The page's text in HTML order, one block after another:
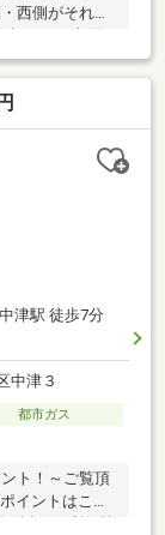
西側がそれぞ
49.71平米(約
お好きなハウ
詳細はお問い
三丁目店 徒歩
13分(約
━━━━━・・・
い。
津駅 徒歩7分
中津３
都市ガス
ト！～ご覧頂
イントはこち
件無し●利便性